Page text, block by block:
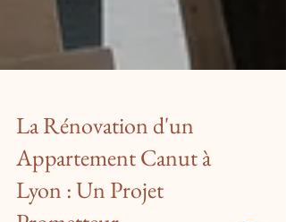
La Rénovation d'un